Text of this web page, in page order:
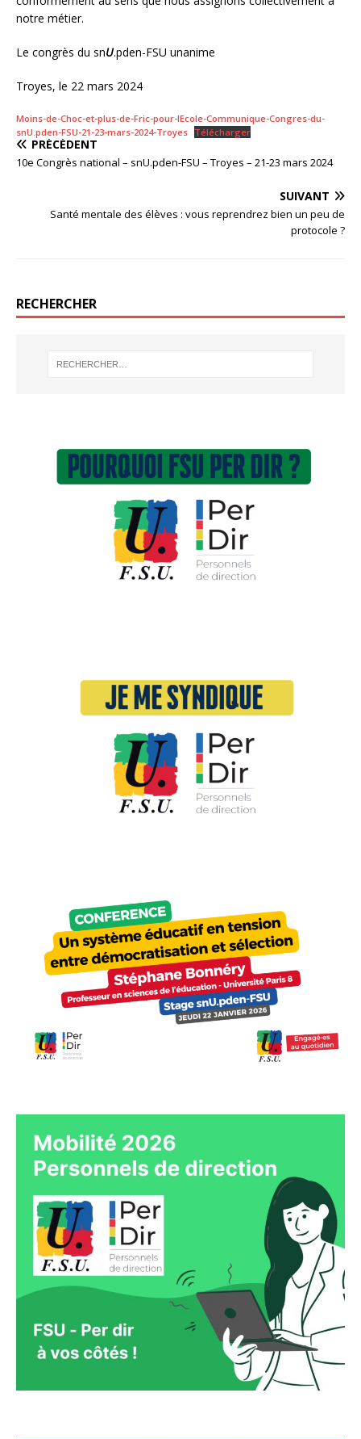
notre métier.
Le congrès du snU.pden-FSU unanime
Troyes, le 22 mars 2024
Moins-de-Choc-et-plus-de-Fric-pour-lEcole-Communique-Congres-du-
snU.pden-FSU-21-23-mars-2024-Troyes Télécharger
PRÉCÉDENT
10e Congrès national – snU.pden-FSU – Troyes – 21-23 mars 2024
SUIVANT
Santé mentale des élèves : vous reprendrez bien un peu de
protocole ?
RECHERCHER